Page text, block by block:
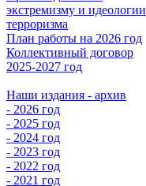
экстремизму и идеологии
терроризма
План работы на 2026 год
Коллективный договор
2025-2027 год
Наши издания - архив
- 2026 год
- 2025 год
- 2024 год
- 2023 год
- 2022 год
- 2021 год